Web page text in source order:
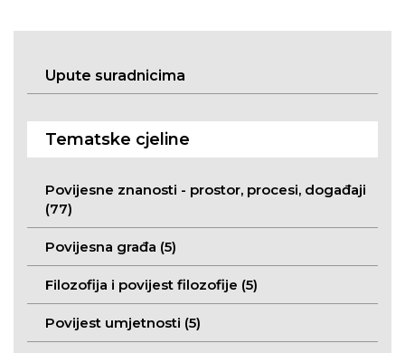
Upute suradnicima
Tematske cjeline
Povijesne znanosti - prostor, procesi, događaji
(77)
Povijesna građa (5)
Filozofija i povijest filozofije (5)
Povijest umjetnosti (5)